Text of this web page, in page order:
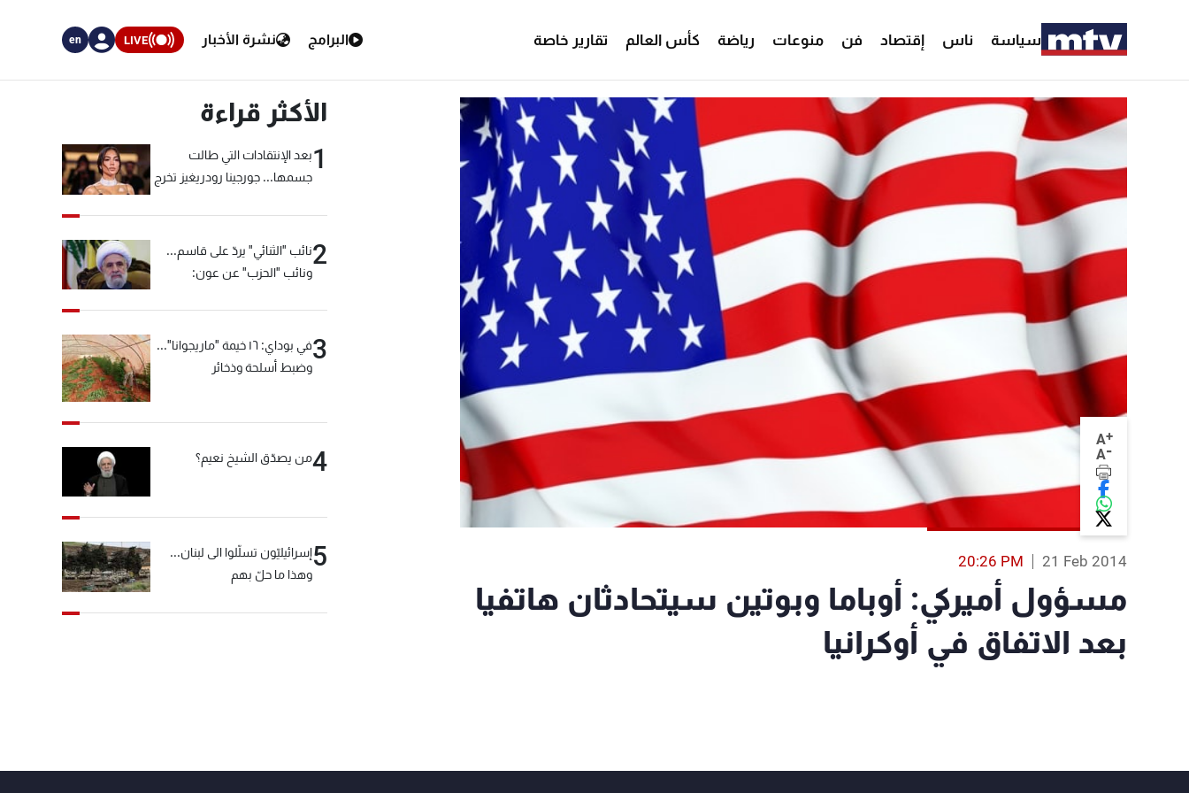
سياسة ناس إقتصاد فن منوعات رياضة كأس العالم تقارير خاصة البرامج نشرة الأخبار LIVE
en
A+
A-
21 Feb 2014
20:26 PM
مسؤول أميركي: أوباما وبوتين سيتحادثان هاتفيا
بعد الاتفاق في أوكرانيا
الأكثر قراءة
1بعد الإنتقادات التي طالت
جسمها... جورجينا رودريغيز تخرج
2نائب "الثنائي" يردّ على قاسم...
ونائب "الحزب" عن عون:
3
في بوداي: ١٦ خيمة "ماريجوانا"...
وضبط أسلحة وذخائر
4من يصدّق الشيخ نعيم؟
5إسرائيليّون تسلّلوا الى لبنان...
وهذا ما حلّ بهم